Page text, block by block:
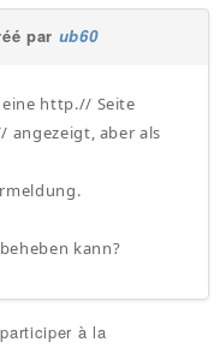
par ub60
http.// Seite
angezeigt, aber als
kann?
à la